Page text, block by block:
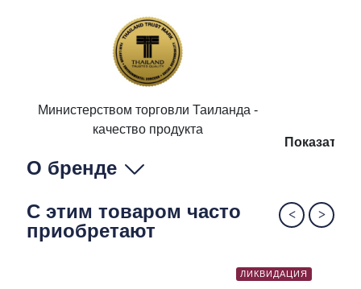
Министерством торговли Таиланда -
качество продукта
Показать
О бренде
С этим товаром часто
приобретают
ЛИКВИДАЦИЯ